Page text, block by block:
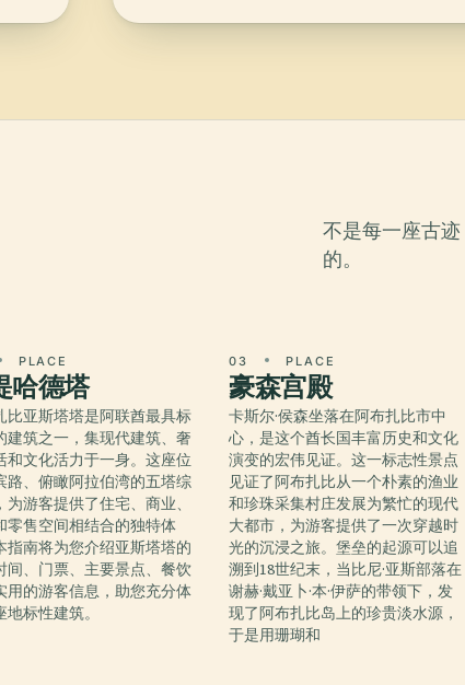
不是每一座古
的。
PLACE
哈德塔
比亚斯塔塔是阿联酋最具标
建筑之一，集现代建筑、奢
和文化活力于一身。这座位
路、俯瞰阿拉伯湾的五塔综
为游客提供了住宅、商业、
零售空间相结合的独特体
指南将为您介绍亚斯塔塔的
间、门票、主要景点、餐饮
用的游客信息，助您充分体
地标性建筑。
03 PLACE
豪森宫殿
卡斯尔·侯森坐落在阿布扎比市中
心，是这个酋长国丰富历史和文化
演变的宏伟见证。这一标志性景点
见证了阿布扎比从一个朴素的渔业
和珍珠采集村庄发展为繁忙的现代
大都市，为游客提供了一次穿越时
光的沉浸之旅。堡垒的起源可以追
溯到18世纪末，当比尼·亚斯部落在
谢赫·戴亚卜·本·伊萨的带领下，发
现了阿布扎比岛上的珍贵淡水源，
于是用珊瑚和